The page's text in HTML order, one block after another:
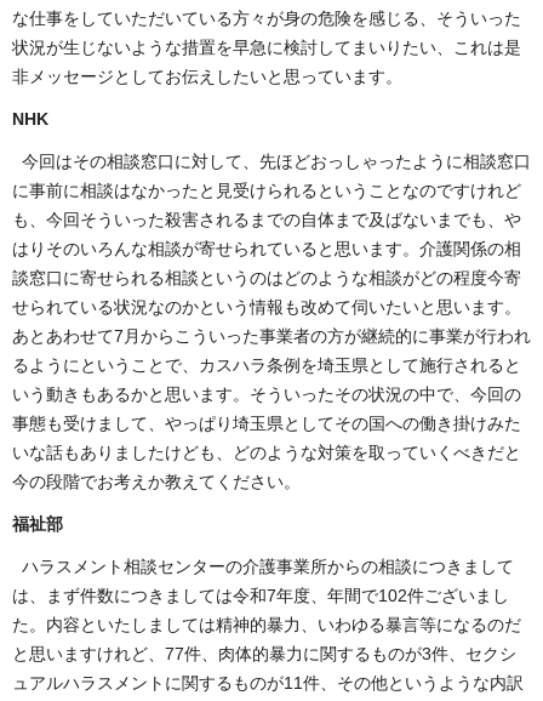
な仕事をしていただいている方々が身の危険を感じる、そういった
状況が生じないような措置を早急に検討してまいりたい、これは是
非メッセージとしてお伝えしたいと思っています。
NHK
今回はその相談窓口に対して、先ほどおっしゃったように相談窓口
に事前に相談はなかったと見受けられるということなのですけれど
も、今回そういった殺害されるまでの自体まで及ばないまでも、や
はりそのいろんな相談が寄せられていると思います。介護関係の相
談窓口に寄せられる相談というのはどのような相談がどの程度今寄
せられている状況なのかという情報も改めて伺いたいと思います。
あとあわせて7月からこういった事業者の方が継続的に事業が行われ
るようにということで、カスハラ条例を埼玉県として施行されると
いう動きもあるかと思います。そういったその状況の中で、今回の
事態も受けまして、やっぱり埼玉県としてその国への働き掛けみた
いな話もありましたけども、どのような対策を取っていくべきだと
今の段階でお考えか教えてください。
福祉部
ハラスメント相談センターの介護事業所からの相談につきまして
は、まず件数につきましては令和7年度、年間で102件ございまし
た。内容といたしましては精神的暴力、いわゆる暴言等になるのだ
と思いますけれど、77件、肉体的暴力に関するものが3件、セクシ
ュアルハラスメントに関するものが11件、その他というような内訳